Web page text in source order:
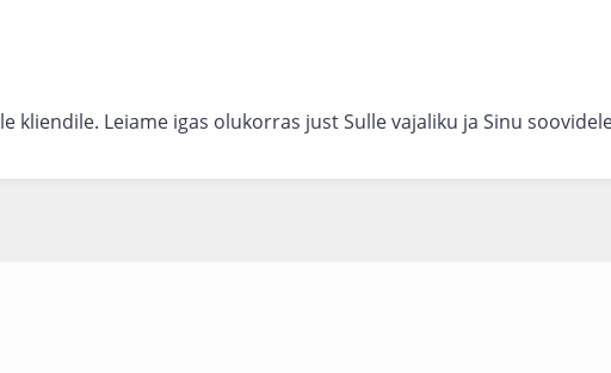
kliendile. Leiame igas olukorras just Sulle vajaliku ja Sinu